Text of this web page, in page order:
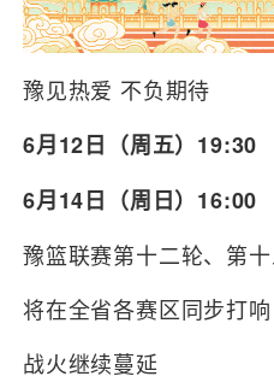
豫见热爱 不负期待
6月12日（周五）19:30
6月14日（周日）16:00
豫篮联赛第十二轮、第
将在全省各赛区同步打响
战火继续蔓延